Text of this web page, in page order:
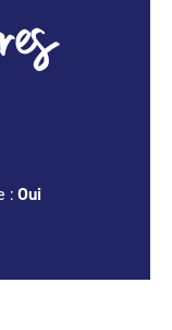
: Oui